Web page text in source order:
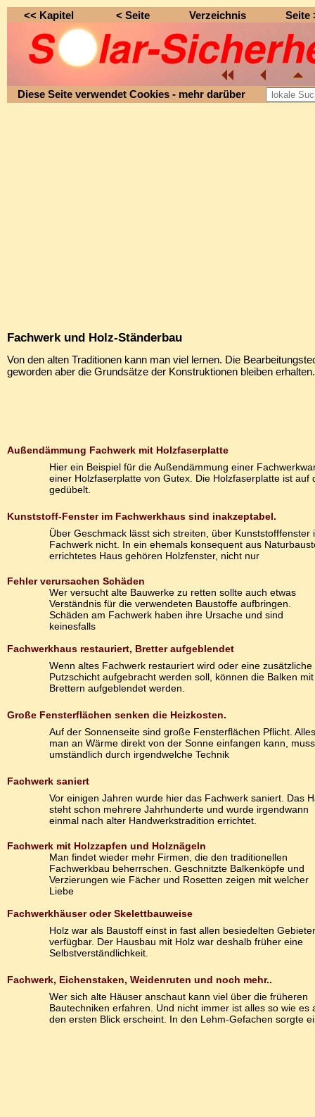
Fachwerk und Holz-Ständerbau
Von den alten Traditionen kann man viel lernen. Die
geworden aber die Grundsätze der Konstruktionen bleiben erhalten.
Außendämmung Fachwerk mit Holzfaserplatte
Hier ein Beispiel für die Außendämmung einer
einer Holzfaserplatte von Gutex. Die Holzfaserplatte ist auf
gedübelt.
Kunststoff-Fenster im Fachwerkhaus sind inakzeptabel.
Über Geschmack lässt sich streiten, über Kunststofffenster
Fachwerk nicht. In ein ehemals konsequent aus
errichtetes Haus gehören Holzfenster, nicht nur
Fehler verursachen Schäden
Wer versucht alte Bauwerke zu retten sollte auch etwas
Verständnis für die verwendeten Baustoffe aufbringen.
Schäden am Fachwerk haben ihre Ursache und sind
keinesfalls
Fachwerkhaus restauriert, Bretter aufgeblendet
Wenn altes Fachwerk restauriert wird oder eine zusätzliche
Putzschicht aufgebracht werden soll, können die Balken mit
Brettern aufgeblendet werden.
Große Fensterflächen senken die Heizkosten.
Auf der Sonnenseite sind große Fensterflächen Pflicht.
man an Wärme direkt von der Sonne einfangen kann,
umständlich durch irgendwelche Technik
Fachwerk saniert
Vor einigen Jahren wurde hier das Fachwerk saniert. Das
steht schon mehrere Jahrhunderte und wurde irgendwann
einmal nach alter Handwerkstradition errichtet.
Fachwerk mit Holzzapfen und Holznägeln
Man findet wieder mehr Firmen, die den traditionellen
Fachwerkbau beherrschen. Geschnitzte Balkenköpfe und
Verzierungen wie Fächer und Rosetten zeigen mit welcher
Liebe
Fachwerkhäuser oder Skelettbauweise
Holz war als Baustoff einst in fast allen besiedelten
verfügbar. Der Hausbau mit Holz war deshalb früher eine
Selbstverständlichkeit.
Fachwerk, Eichenstaken, Weidenruten und noch mehr..
Wer sich alte Häuser anschaut kann viel über die früheren
Bautechniken erfahren. Und nicht immer ist alles so wie es
den ersten Blick erscheint. In den Lehm-Gefachen sorgte
<< Kapitel < Seite Verzeichnis
Diese Seite verwendet Cookies - mehr darüber